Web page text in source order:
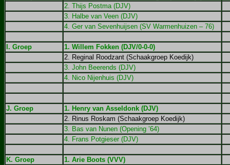
2. Thijs Postma (DJV)
3. Halbe van Veen (DJV)
4. Ger van Sevenhuijsen (SV Warmenhuizen – 76)
I. Groep
1. Willem Fokken (DJV/0-0-0)
2. Reginal Roodzant (Schaakgroep Koedijk)
3. John Beerends (DJV)
4. Nico Nijenhuis (DJV)
J. Groep
1. Henry van Asseldonk (DJV)
2. Rinus Roskam (Schaakgroep Koedijk)
3. Bas van Nunen (Opening ’64)
4. Frans Potgieser (DJV)
K. Groep
1. Arie Boots (VVV)